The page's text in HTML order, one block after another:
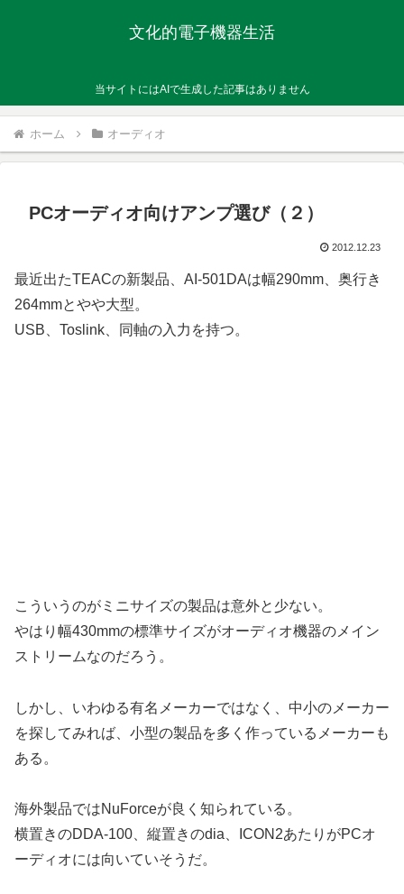
文化的電子機器生活
当サイトにはAIで生成した記事はありません
ホーム オーディオ
PCオーディオ向けアンプ選び（２）
2012.12.23
最近出たTEACの新製品、AI-501DAは幅290mm、奥行き
264mmとやや大型。
USB、Toslink、同軸の入力を持つ。
こういうのがミニサイズの製品は意外と少ない。
やはり幅430mmの標準サイズがオーディオ機器のメイン
ストリームなのだろう。
しかし、いわゆる有名メーカーではなく、中小のメーカー
を探してみれば、小型の製品を多く作っているメーカーも
ある。
海外製品ではNuForceが良く知られている。
横置きのDDA-100、縦置きのdia、ICON2あたりがPCオ
ーディオには向いていそうだ。